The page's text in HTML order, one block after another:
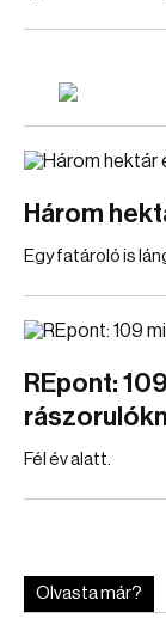
Három
Egy fatároló is
REpont:
Fél év alatt.
Olvasta már?